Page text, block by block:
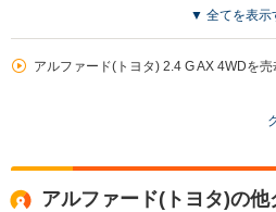
▼ 全てを表示
アルファード(トヨタ) 2.4 G AX 4WDを
アルファード(トヨタ)の